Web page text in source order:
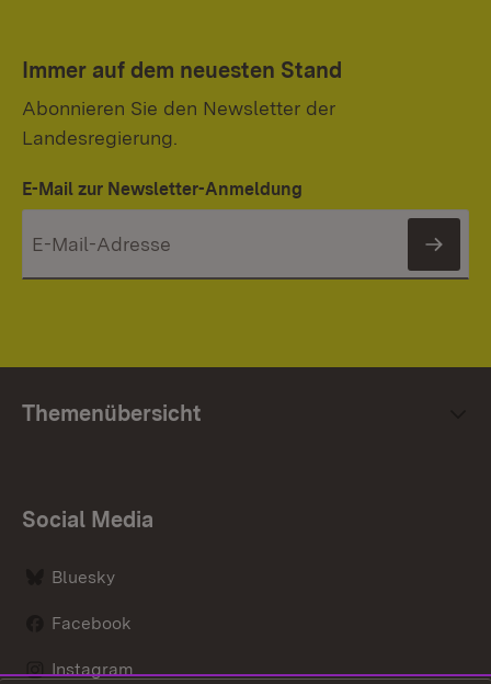
Immer auf dem neuesten Stand
Abonnieren Sie den Newsletter der
Landesregierung.
E-Mail zur Newsletter-Anmeldung
Themenübersicht
Social Media
Bluesky
Facebook
Instagram